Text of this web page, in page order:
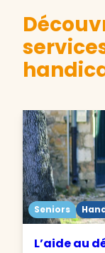
Seniors
L’aide au